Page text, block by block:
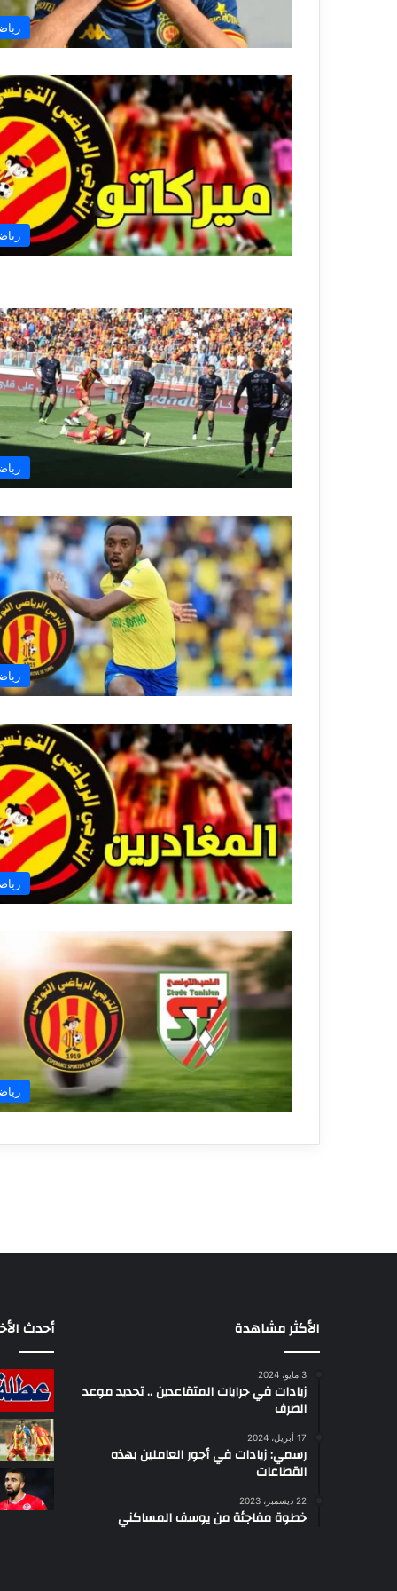
الأكثر مشاهدة
3 مايو، 2024
زيادات في جرايات المتقاعدين .. تحديد موعد
الصرف
17 أبريل، 2024
رسمي: زيادات في أجور العاملين بهذه
القطاعات
22 ديسمبر، 2023
خطوة مفاجئة من يوسف المساكني
أحدث